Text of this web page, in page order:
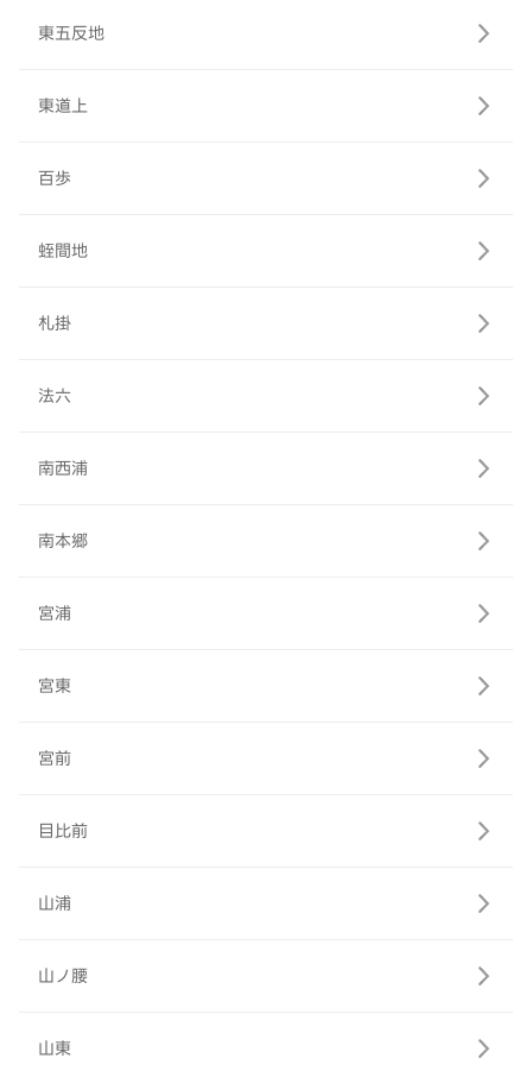
東五反地
東道上
百歩
蛭間地
札掛
法六
南西浦
南本郷
宮浦
宮東
宮前
目比前
山浦
山ノ腰
山東